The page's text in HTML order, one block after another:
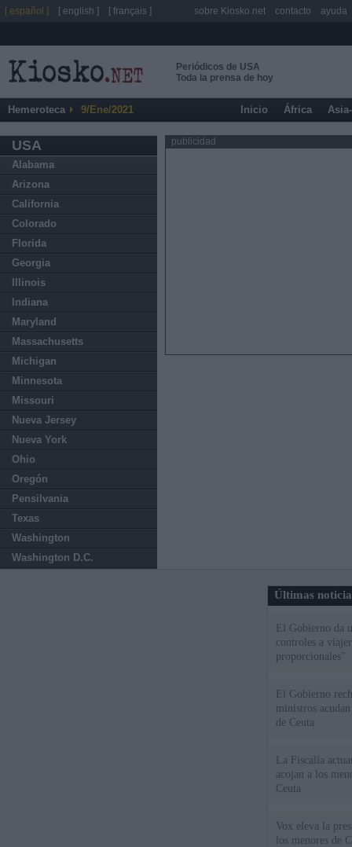
Periódicos de USA
Toda la prensa de hoy
Hemeroteca 9/Ene/2021 Inicio África
USA
Alabama
Arizona
California
Colorado
Florida
Georgia
Illinois
Indiana
Maryland
Massachusetts
Michigan
Minnesota
Missouri
Nueva Jersey
Nueva York
Ohio
Oregón
Pensilvania
Texas
Washington
Washington D.C.
publicidad
Últimas
El Gobierno da
controles a
proporcionales"
El Gobierno
ministros
de Ceuta
La Fiscalía
acojan a los
Ceuta
Vox eleva la
los menores de
[ español ] [ english ] [ français ] sobre Kiosko.net contacto ayuda